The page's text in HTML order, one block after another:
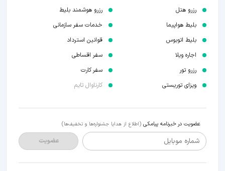
رزرو هتل
بلیط هواپیما
بلیط اتوبوس
اجاره ویلا
رزرو تور
ویزای توریستی
رزرو هوشمند بلیط
خدمات سفر سازمانی
قوانین استرداد
سفر اقساطی
سفر کارت
کارناوال تایم
عضویت در خبرنامه پیامکی (اطلاع از هدایا جشنواره‌ها و تخفیف‌ها)
شماره موبایل عضویت